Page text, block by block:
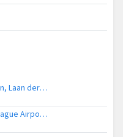
Politiehelikopter naar Nieuwveen, Laan der Verwondering
Lifeliner 2 naar Rotterdam The Hague Airport, Brandenburgbaan